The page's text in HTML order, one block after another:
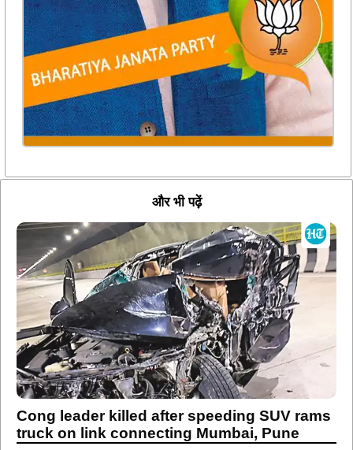
और भी पढ़ें
Cong leader killed after speeding SUV rams
truck on link connecting Mumbai, Pune